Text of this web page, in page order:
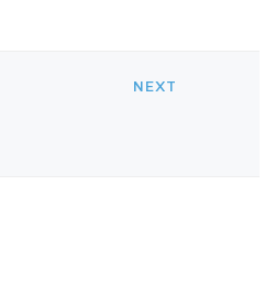
NEXT